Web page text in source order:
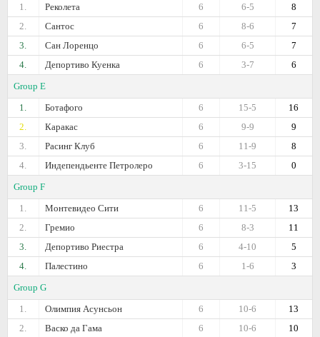
1.
Реколета 8
6-5
6
2.
Сантос 7
8-6
6
3.
Сан Лоренцо 7
6-5
6
4.
Депортиво Куенка 6
3-7
6
Group E
1.
Ботафого 16
15-5
6
2.
Каракас 9
9-9
6
3.
Расинг Клуб 8
11-9
6
4.
Индепендьенте Петролеро 0
3-15
6
Group F
1.
Монтевидео Сити 13
11-5
6
2.
Гремио 11
8-3
6
3.
Депортиво Риестра 5
4-10
6
4.
Палестино 3
1-6
6
Group G
1.
Олимпия Асунсьон 13
10-6
6
2.
Васко да Гама 10
10-6
6